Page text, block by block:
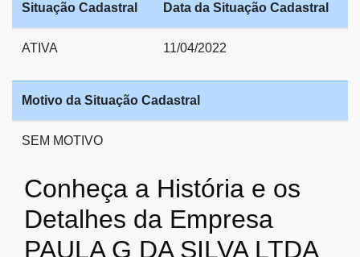
Situação Cadastral Data da Situação Cadastral
ATIVA 11/04/2022
Motivo da Situação Cadastral
SEM MOTIVO
Conheça a História e os
Detalhes da Empresa
PAULA G DA SILVA LTDA